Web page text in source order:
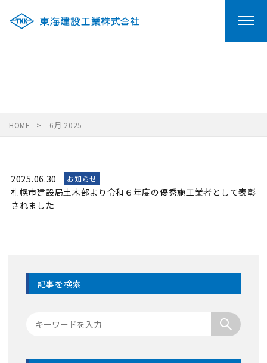
HOME 6月 2025
2025.06.30 お知らせ
札幌市建設局土木部より令和６年度の優秀施工業者として表彰
されました
記事を検索